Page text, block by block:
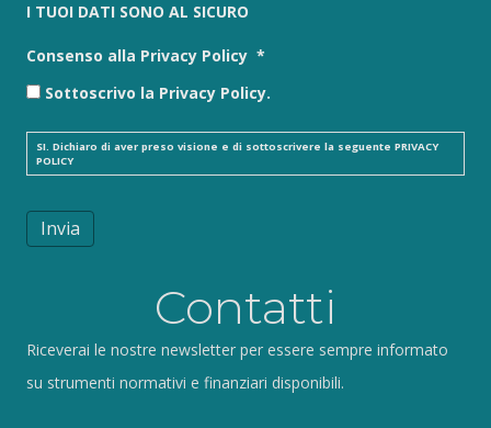
Contatti
Riceverai le nostre newsletter per essere sempre informato
su strumenti normativi e finanziari disponibili.
I TUOI DATI SONO AL SICURO
Consenso alla Privacy Policy *
Sottoscrivo la Privacy Policy.
SI. Dichiaro di aver preso visione e di sottoscrivere la seguente PRIVACY
POLICY
Invia